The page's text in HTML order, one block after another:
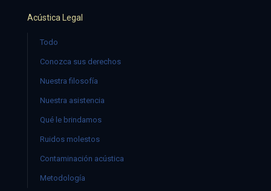
Acústica Legal
Todo
Conozca sus derechos
Nuestra filosofía
Nuestra asistencia
Qué le brindamos
Ruidos molestos
Contaminación acústica
Metodología